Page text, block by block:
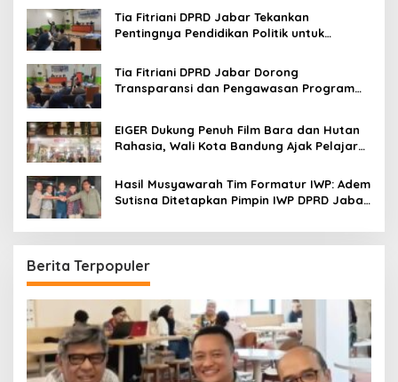
Tia Fitriani DPRD Jabar Tekankan
Pentingnya Pendidikan Politik untuk
Tia Fitriani DPRD Jabar Dorong
Transparansi dan Pengawasan Program
EIGER Dukung Penuh Film Bara dan Hutan
Rahasia, Wali Kota Bandung Ajak Pelajar
Hasil Musyawarah Tim Formatur IWP: Adem
Sutisna Ditetapkan Pimpin IWP DPRD Jabar
Berita Terpopuler